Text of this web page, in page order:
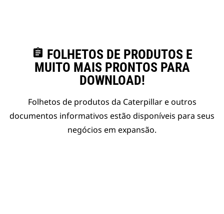
assignment FOLHETOS DE PRODUTOS E
MUITO MAIS PRONTOS PARA
DOWNLOAD!
Folhetos de produtos da Caterpillar e outros
documentos informativos estão disponíveis para seus
negócios em expansão.